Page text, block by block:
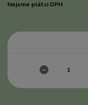
Nejsme plátci DPH